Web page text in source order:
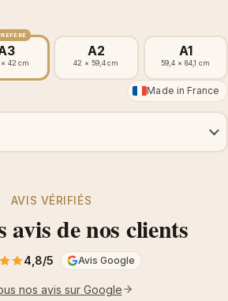
42 cm
A2
42 × 59,4 cm
A1
59,4 × 84,1 cm
Made in France
AVIS VÉRIFIÉS
avis de nos clients
4,8/5 Avis Google
nos avis sur Google